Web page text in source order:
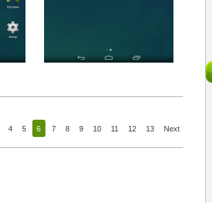
4 5 6 7 8 9 10 11 12 13 Next